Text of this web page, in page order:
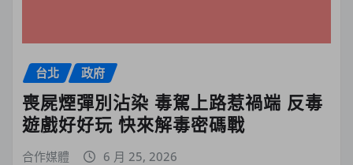
台北 政府
喪屍煙彈別沾染 毒駕上路惹禍端 反毒
遊戲好好玩 快來解毒密碼戰
合作媒體 6 月 25, 2026